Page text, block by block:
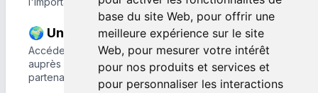
base du site Web, pour offrir une
meilleure expérience sur le site
Web, pour mesurer votre intérêt
pour nos produits et services et
pour personnaliser les interactions
🌍 Un vaste réseau européen
Accédez à plus de 2 millions de véhicules disponibles
auprès de concessionnaires et distributeurs
partenaires dans toute l'Europe.